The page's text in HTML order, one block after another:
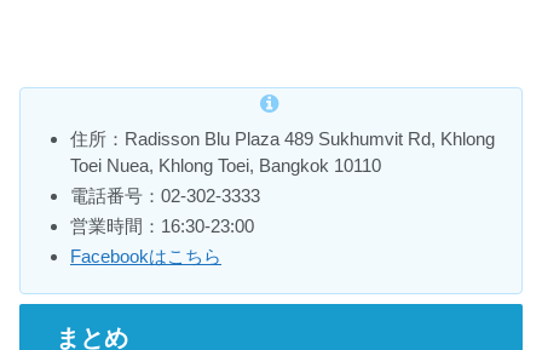
住所：Radisson Blu Plaza 489 Sukhumvit Rd, Khlong
Toei Nuea, Khlong Toei, Bangkok 10110
電話番号：02-302-3333
営業時間：16:30-23:00
Facebookはこちら
まとめ